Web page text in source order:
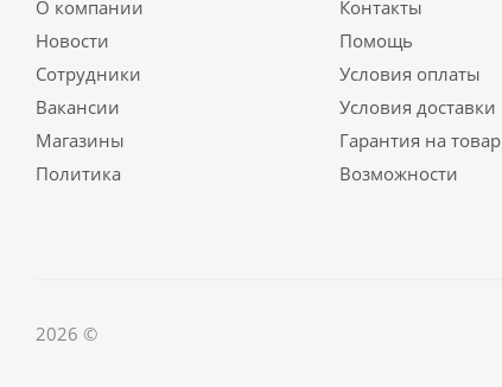
О компании
Новости
Сотрудники
Вакансии
Магазины
Политика
Контакты
Помощь
Условия оплаты
Условия доставки
Гарантия на товар
Возможности
2026 ©